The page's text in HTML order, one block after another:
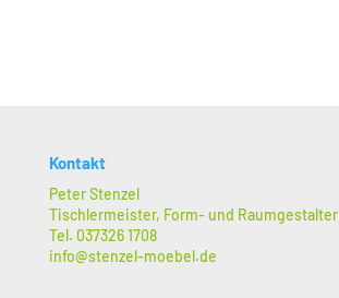
Kontakt
Peter Stenzel
Tischlermeister, Form- und Raumgestalter
Tel. 037326 1708
info@stenzel-moebel.de